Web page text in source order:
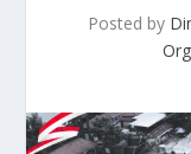
Posted by